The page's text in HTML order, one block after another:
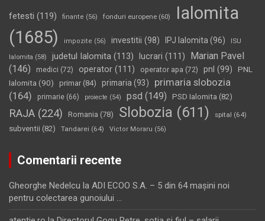
fetesti (119) finante (56) fonduri europene (60)
Ialomita
(1685)
impozite (56) investitii (98) IPJ Ialomita (96) ISU
Ialomita (58) judetul Ialomita (113) lucrari (111)
Marian Pavel
(146)
medici (72) operator (111) operator apa (72) pnl (99)
PNL
Ialomita (90) primar(84) primaria (93)
primaria slobozia
(164)
primarie (66) proiecte (54) psd (149) PSD Ialomita (82)
RAJA (224) Romania (78) Slobozia (611) spital (64)
subventii (82) Tandarei (64) Victor Moraru (56)
Comentarii recente
Gheorghe Nedelcu la ADI ECOO S.A. – 5 din 64 maşini noi
pentru colectarea gunoiului …